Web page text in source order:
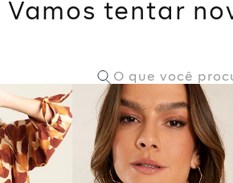
Vamos tentar